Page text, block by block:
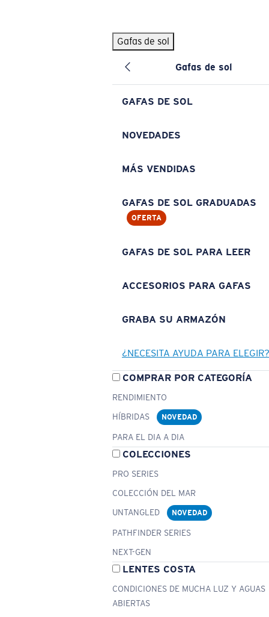
Gafas de sol
Gafas de sol
GAFAS DE SOL
NOVEDADES
MÁS VENDIDAS
GAFAS DE SOL GRADUADAS
OFERTA
GAFAS DE SOL PARA LEER
ACCESORIOS PARA GAFAS
GRABA SU ARMAZÓN
¿NECESITA AYUDA PARA ELEGIR?
COMPRAR POR CATEGORÍA
RENDIMIENTO
HÍBRIDAS
NOVEDAD
PARA EL DIA A DIA
COLECCIONES
PRO SERIES
COLECCIÓN DEL MAR
UNTANGLED
NOVEDAD
PATHFINDER SERIES
NEXT-GEN
LENTES COSTA
CONDICIONES DE MUCHA LUZ Y AGUAS
ABIERTAS
BÚSQUEDAS POPULARES
Pilothouse PRO Limited Edition Pack Exclusivo
Gafas de sol personalizadas
Los más vendidos de gafas de sol